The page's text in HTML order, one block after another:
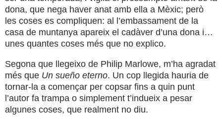
dona, que nega haver anat amb ella a Mèxic; però
les coses es compliquen: al l’embassament de la
casa de muntanya apareix el cadàver d’una dona i…
unes quantes coses més que no explico.
Segona que llegeixo de Philip Marlowe, m’ha agradat
més que Un sueño eterno. Un cop llegida hauria de
tornar-la a començar per copsar fins a quin punt
l’autor fa trampa o simplement t’indueix a pesar
algunes coses, que realment no diu.